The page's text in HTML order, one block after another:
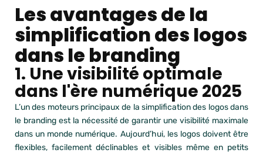
Les avantages de la
simplification des logos
dans le branding
1. Une visibilité optimale
dans l'ère numérique 2025
L’un des moteurs principaux de la simplification des logos dans
le branding est la nécessité de garantir une visibilité maximale
dans un monde numérique. Aujourd’hui, les logos doivent être
flexibles, facilement déclinables et visibles même en petits